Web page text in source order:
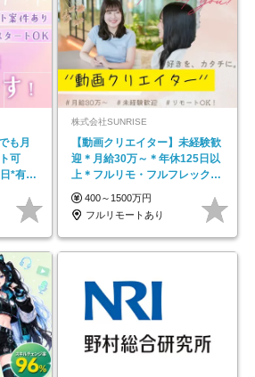
も月
可
*有休
株式会社SUNRISE
【動画クリエイター】未経験歓
迎＊月給30万～＊年休125日以
上＊フルリモ・フルフレックス
◆10名の採用が決定◆
400～1500万円
フルリモートあり